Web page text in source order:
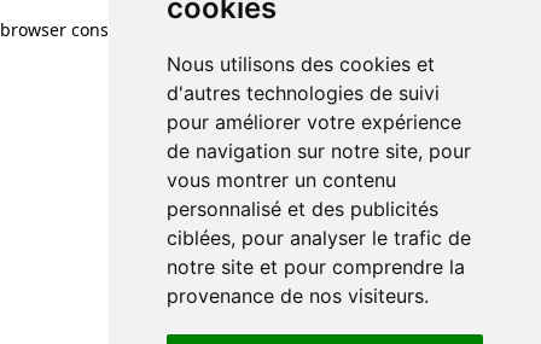
cookies
Nous utilisons des cookies et
d'autres technologies de suivi
pour améliorer votre expérience
de navigation sur notre site, pour
vous montrer un contenu
personnalisé et des publicités
ciblées, pour analyser le trafic de
notre site et pour comprendre la
provenance de nos visiteurs.
browser console for more information)